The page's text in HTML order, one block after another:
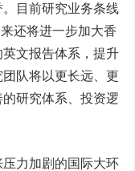
目前研究业务条线
还将进一步加大香
文报告体系，提升
队将以更长远、更
研究体系、投资逻
力加剧的国际大环